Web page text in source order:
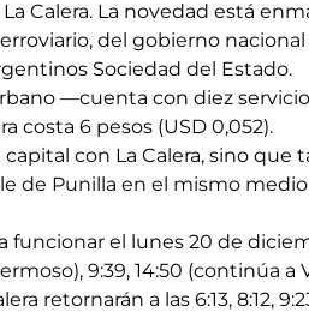
Calera. La novedad está
del gobierno
Sociedad del Estado.
—cuenta con diez
costa 6 pesos (USD 0,052).
con La Calera, sino que
de Punilla en el mismo
funcionar el lunes 20 de
9:39, 14:50 (continúa a
retornarán a las 6:13, 8:12,